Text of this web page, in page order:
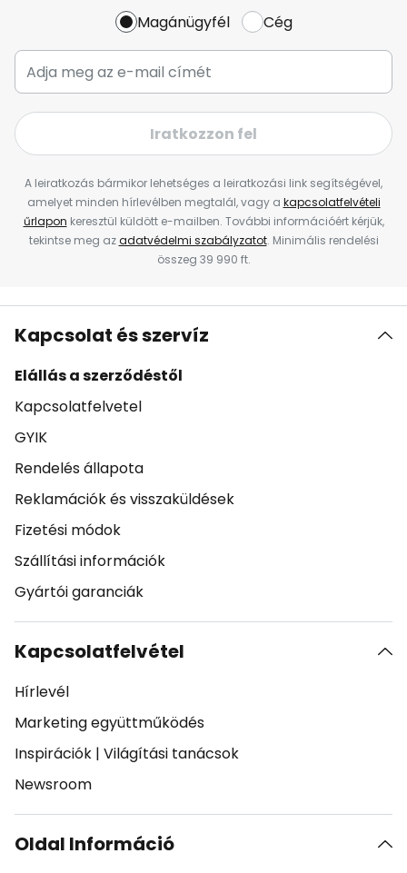
Magánügyfél Cég
Iratkozzon fel
A leiratkozás bármikor lehetséges a leiratkozási link segítségével,
amelyet minden hírlevélben megtalál, vagy a kapcsolatfelvételi
űrlapon keresztül küldött e-mailben. További információért kérjük,
tekintse meg azadatvédelmi szabályzatot. Minimális rendelési
összeg 39 990 ft.
Kapcsolat és szervíz
Elállás a szerződéstől
Kapcsolatfelvetel
GYIK
Rendelés állapota
Reklamációk és visszaküldések
Fizetési módok
Szállítási információk
Gyártói garanciák
Kapcsolatfelvétel
Hírlevél
Marketing együttműködés
Inspirációk | Világítási tanácsok
Newsroom
Oldal Információ